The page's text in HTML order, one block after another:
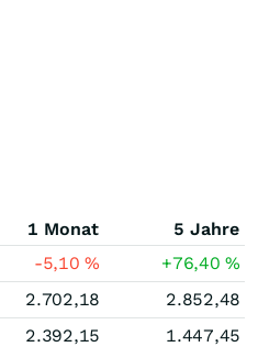
1 Monat
5 Jahre
-5,10% +76,40%
2.702,18
2.852,48
2.392,15
1.447,45